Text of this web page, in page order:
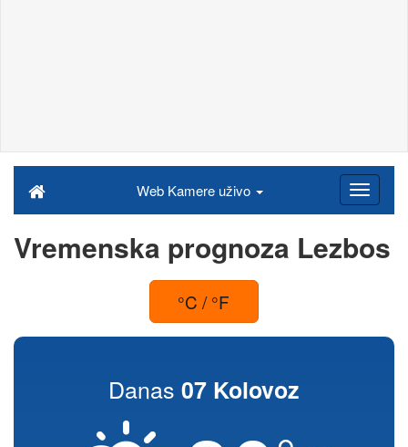
Web Kamere uživo
Vremenska prognoza Lezbos
°C / °F
Danas 07 Kolovoz